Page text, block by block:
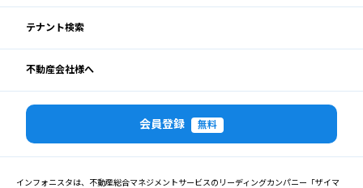
テナント検索
不動産会社様へ
会員登録 無料
インフォニスタは、不動産総合マネジメントサービスのリーディングカンパニー「ザイマ